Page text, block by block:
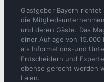
Gastgeber Bayern
die
und deren Gäste. Das
einer Auflage von 15.000
als Informations-und
Entscheidern und
ebenso gerecht werden
Laien.